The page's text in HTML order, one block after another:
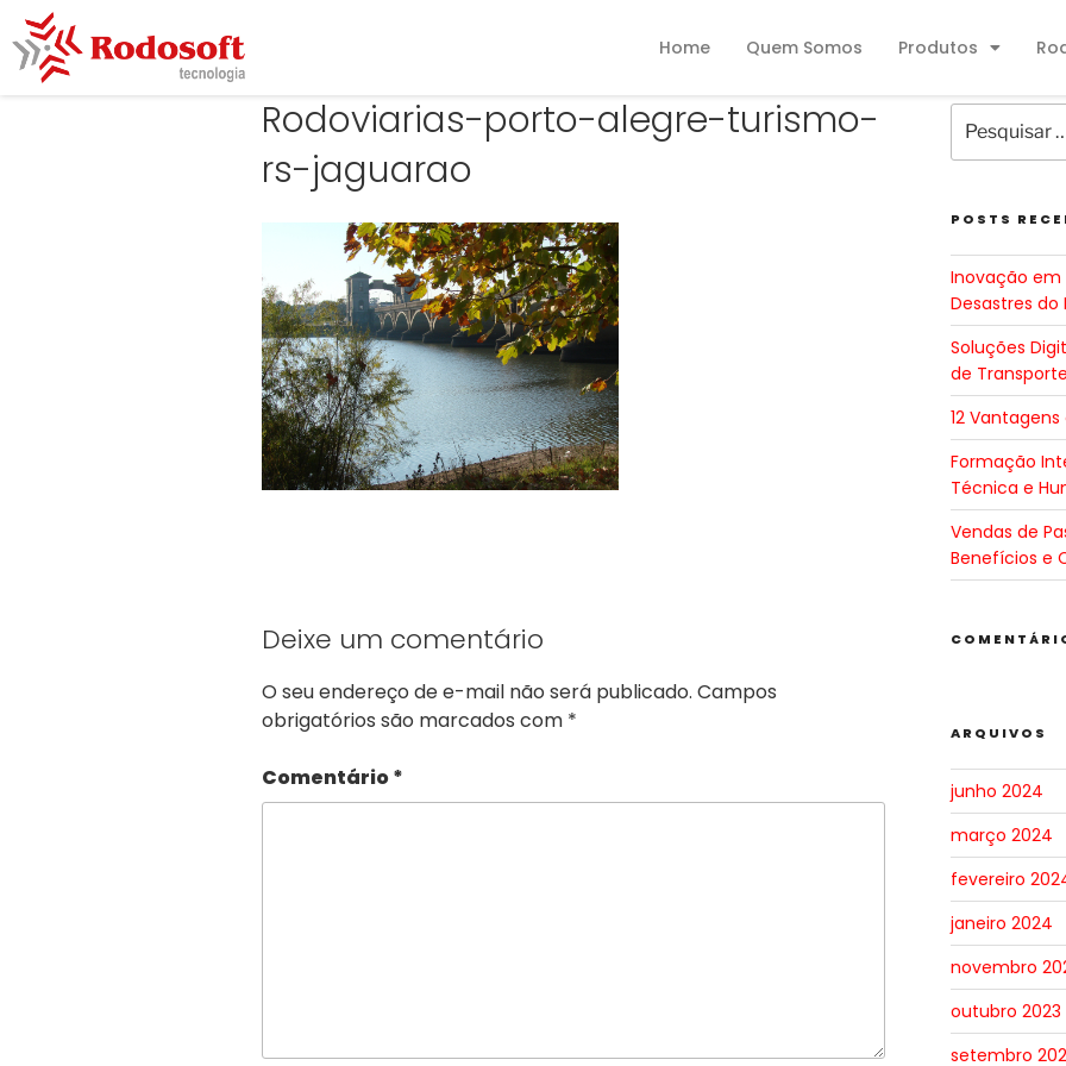
Home Quem Somos Produtos
Rodoviarias-porto-alegre-turismo-
rs-jaguarao
Deixe um comentário
O seu endereço de e-mail não será publicado. Campos
obrigatórios são marcados com *
Comentário*
POSTS
Inovação em
Desastres do
Soluções
de
12
Formação
Técnica e
Vendas de
Benefícios e
ARQUIVOS
junho 2024
março 2024
fevereiro
janeiro 2024
novembro
outubro 2023
setembro